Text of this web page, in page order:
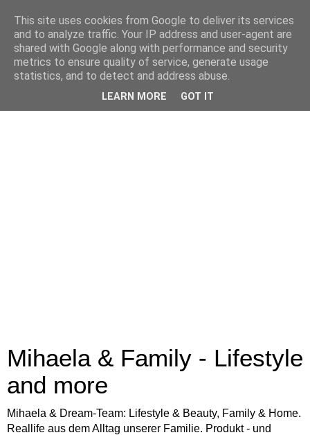
Mihaela & Family - Lifestyle
and more
Mihaela & Dream-Team: Lifestyle & Beauty, Family & Home.
Reallife aus dem Alltag unserer Familie. Produkt - und
This site uses cookies from Google to deliver its services
and to analyze traffic. Your IP address and user-agent are
shared with Google along with performance and security
metrics to ensure quality of service, generate usage
statistics, and to detect and address abuse.
LEARN MORE GOT IT